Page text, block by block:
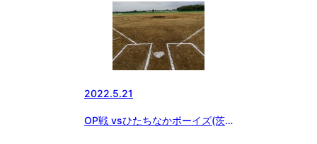
2022.5.21
OP戦 vsひたちなかボーイズ(茨